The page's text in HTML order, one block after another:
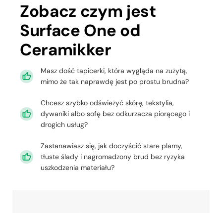
Zobacz czym jest
Surface One od
Ceramikker
Masz dość tapicerki, która wygląda na zużytą,
mimo że tak naprawdę jest po prostu brudna?
Chcesz szybko odświeżyć skórę, tekstylia,
dywaniki albo sofę bez odkurzacza piorącego i
drogich usług?
Zastanawiasz się, jak doczyścić stare plamy,
tłuste ślady i nagromadzony brud bez ryzyka
uszkodzenia materiału?